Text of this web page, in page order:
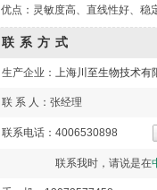
优点：灵敏度高、直线性好、稳
联系方式
生产企业： 上海川至生物技术有
联 系 人：张经理
联系电话：4006530898
联系我时，请说是在